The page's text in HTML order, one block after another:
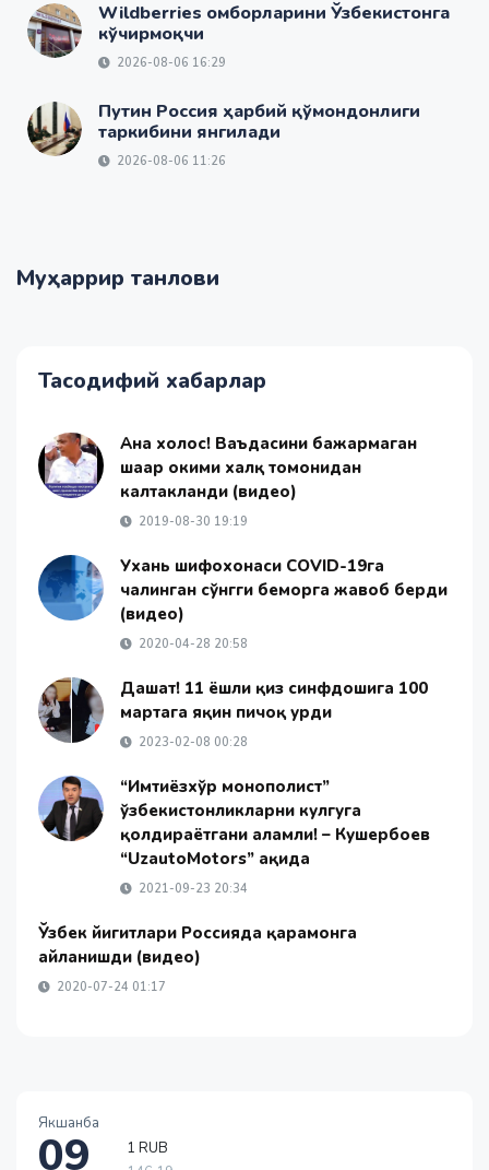
Якшанба
09
1 RUB
Wildberries омборларини Ўзбекистонга
кўчирмоқчи
2026-08-06 16:29
Путин Россия ҳарбий қўмондонлиги
таркибини янгилади
2026-08-06 11:26
Муҳаррир танлови
Тасодифий хабарлар
Ана холос! Ваъдасини бажармаган
шаҳар ҳокими халқ томонидан
калтакланди (видео)
2019-08-30 19:19
Ухань шифохонаси COVID-19га
чалинган сўнгги беморга жавоб берди
(видео)
2020-04-28 20:58
Даҳшат! 11 ёшли қиз синфдошига 100
мартага яқин пичоқ урди
2023-02-08 00:28
“Имтиёзхўр монополист”
ўзбекистонликларни кулгуга
қолдираётгани аламли! – Кушербоев
“UzautoMotors” ҳақида
2021-09-23 20:34
Ўзбек йигитлари Россияда қаҳрамонга
айланишди (видео)
2020-07-24 01:17